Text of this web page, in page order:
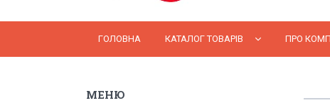
ГОЛОВНА КАТАЛОГ ТОВАРІВ ПРО